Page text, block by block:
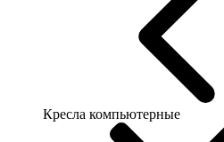
Кресла компьютерные